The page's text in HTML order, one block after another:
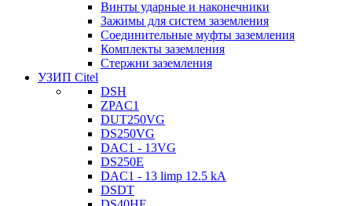
Винты ударные и наконечники
Зажимы для систем заземления
Соединительные муфты заземления
Комплекты заземления
Стержни заземления
УЗИП Citel
DSH
ZPAC1
DUT250VG
DS250VG
DAC1 - 13VG
DS250E
DAC1 - 13 limp 12.5 kA
DSDT